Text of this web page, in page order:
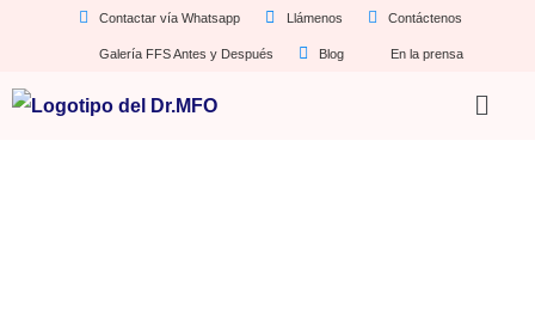
Contactar vía Whatsapp Llámenos Contáctenos
Galería FFS Antes y Después Blog En la prensa